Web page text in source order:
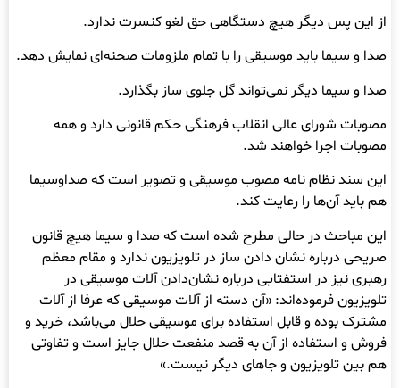
از این پس دیگر هیچ دستگاهی حق لغو کنسرت ندارد.
صدا و سیما باید موسیقی را با تمام ملزومات صحنه‌ای نمایش دهد.
صدا و سیما دیگر نمی‌تواند گل جلوی ساز بگذارد.
مصوبات شورای عالی انقلاب فرهنگی حکم قانونی دارد و همه
مصوبات اجرا خواهند شد.
این سند نظام نامه مصوب موسیقی و تصویر است که صداوسیما
هم باید آن‌ها را رعایت کند.
این مباحث در حالی مطرح شده است که صدا و سیما هیچ قانون
صریحی درباره نشان دادن ساز در تلویزیون ندارد و مقام معظم
رهبری نیز در استفتایی درباره نشان‌دادن آلات موسیقی در
تلویزیون فرموده‌اند: «آن دسته از آلات موسیقی که عرفا از آلات
مشترک بوده و قابل استفاده برای موسیقی حلال می‌باشد، خرید و
فروش و استفاده از آن به قصد منفعت حلال جایز است و تفاوتی
هم بین تلویزیون و جاهای دیگر نیست.»